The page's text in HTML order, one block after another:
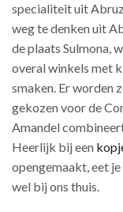
specialiteit uit
weg te denken uit
de plaats Sulmona,
overal winkels met
smaken. Er worden
gekozen voor de
Amandel
Heerlijk bij een
opengemaakt, eet
wel bij ons thuis.